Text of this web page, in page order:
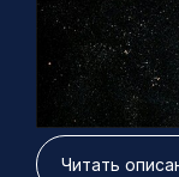
120х80 см, холст
Читать